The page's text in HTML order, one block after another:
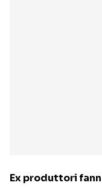
Ex produttori